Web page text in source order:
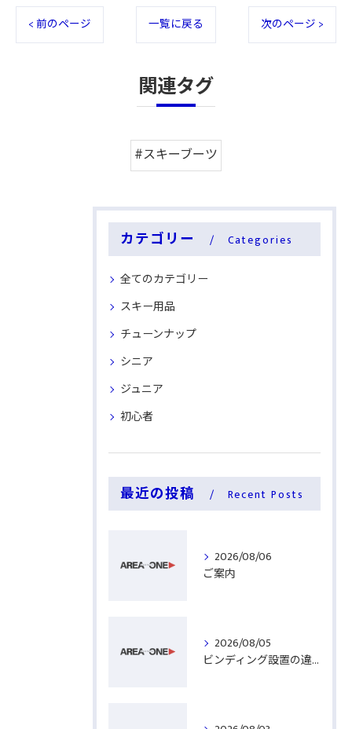
< 前のページ 一覧に戻る 次のページ >
関連タグ
#スキーブーツ
カテゴリー Categories
全てのカテゴリー
スキー用品
チューンナップ
シニア
ジュニア
初心者
最近の投稿 Recent Posts
2026/08/06
ご案内
2026/08/05
ビンディング設置の違い